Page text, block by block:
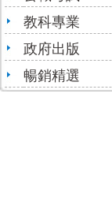
教科專業
政府出版
暢銷精選